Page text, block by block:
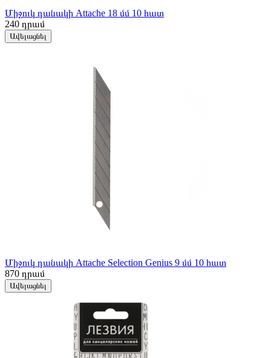
Միջուկ դանակի Attache 18 մմ 10 հատ
240 դրամ
Ավելացնել
Միջուկ դանակի Attache Selection Genius 9 մմ 10 հատ
870 դրամ
Ավելացնել